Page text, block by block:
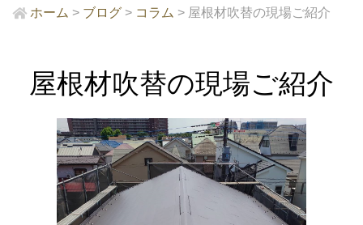
ホーム > ブログ > コラム > 屋根材吹替の現場ご紹介
屋根材吹替の現場ご紹介